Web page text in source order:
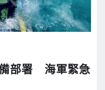
部署 海軍緊急